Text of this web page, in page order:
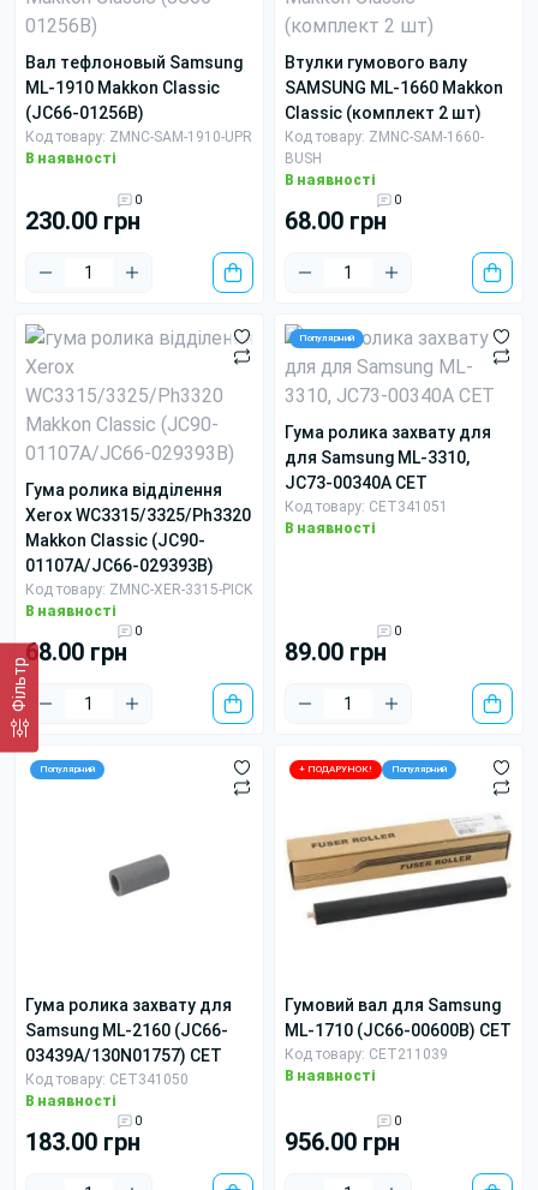
Фільтр
вал тефлоновый Samsung
ML-1910 Makkon Classic
(JC66-01256B)
Код товару: ZMNC-SAM-1910-UPR
В наявності
0
230.00 грн
втулки гумового валу
SAMSUNG ML-1660 Makkon
Classic (комплект 2 шт)
Код товару: ZMNC-SAM-1660-
BUSH
В наявності
0
68.00 грн
гума ролика відділення
Xerox WC3315/3325/Ph3320
Makkon Classic (JC90-
01107A/JC66-029393B)
Код товару: ZMNC-XER-3315-PICK
В наявності
0
68.00 грн
Популярний
гума ролика захвату для
для Samsung ML-3310,
JC73-00340A CET
Код товару: CET341051
В наявності
0
89.00 грн
Популярний
гума ролика захвату для
Samsung ML-2160 (JC66-
03439A/130N01757) CET
Код товару: CET341050
В наявності
0
183.00 грн
+ ПОДАРУНОК! Популярний
гумовий вал для Samsung
ML-1710 (JC66-00600B) CET
Код товару: CET211039
В наявності
0
956.00 грн